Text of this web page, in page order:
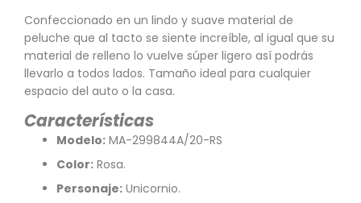
Confeccionado en un lindo y suave material de
peluche que al tacto se siente increíble, al igual que su
material de relleno lo vuelve súper ligero así podrás
llevarlo a todos lados. Tamaño ideal para cualquier
espacio del auto o la casa.
Características
Modelo: MA-299844A/20-RS
Color: Rosa.
Personaje: Unicornio.